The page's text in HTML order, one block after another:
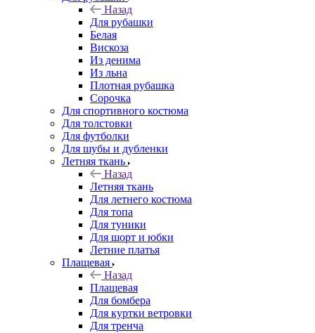
Назад
Для рубашки
Белая
Вискоза
Из денима
Из льна
Плотная рубашка
Сорочка
Для спортивного костюма
Для толстовки
Для футболки
Для шубы и дубленки
Летняя ткань
Назад
Летняя ткань
Для летнего костюма
Для топа
Для туники
Для шорт и юбки
Летние платья
Плащевая
Назад
Плащевая
Для бомбера
Для куртки ветровки
Для тренча